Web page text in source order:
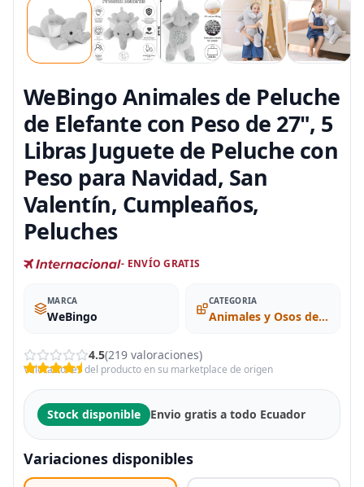
WeBingo Animales de Peluche
de Elefante con Peso de 27", 5
Libras Juguete de Peluche con
Peso para Navidad, San
Valentín, Cumpleaños,
Peluches
- ENVÍO GRATIS
MARCA
WeBingo
CATEGORIA
Animales y Osos de Peluche
4.5(219 valoraciones)
Valoraciones del producto en su marketplace de origen
Stock disponible Envio gratis a todo Ecuador
Variaciones disponibles